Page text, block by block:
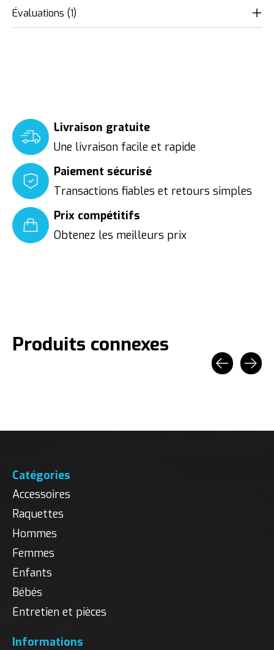
Évaluations (1) out of
Livraison gratuite
Une livraison facile et rapide
Paiement sécurisé
Transactions fiables et retours simples
Prix compétitifs
Obtenez les meilleurs prix
Produits connexes
Catégories
Accessoires
Raquettes
Hommes
Femmes
Enfants
Bébés
Entretien et pièces
Informations